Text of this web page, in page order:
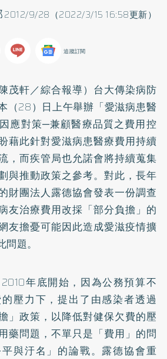
2012/9/28（2022/3/15 16:58更新）
追蹤訂閱
茂軒／綜合報導）台大傳染病防
（28）日上午舉辦「愛滋病患醫
應對策─兼顧醫療品質之費用控
藉此針對愛滋病患醫療費用持續
，而疾管局也允諾會將持續蒐集
與推動政策之參考。對此，長年
財團法人露德協會發表一份調查
友治療費用改採「部分負擔」的
友擔憂可能因此造成愛滋疫情擴
題。
年底開始，因為公務預算不
壓力下，提出了由感染者透過
」政策，以降低對健保欠費的壓
藥問題，不單只是「費用」的問
與汙名」的論戰。露德協會重